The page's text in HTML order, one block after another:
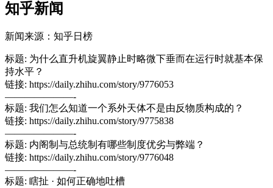
知乎新闻
新闻来源：知乎日榜
标题: 为什么直升机旋翼静止时略微下垂而在运行时就基本保
持水平？
链接: https://daily.zhihu.com/story/9776053
———————-
标题: 我们怎么知道一个系外天体不是由反物质构成的？
链接: https://daily.zhihu.com/story/9775838
———————-
标题: 内阁制与总统制有哪些制度优劣与弊端？
链接: https://daily.zhihu.com/story/9776048
———————-
标题: 瞎扯 · 如何正确地吐槽